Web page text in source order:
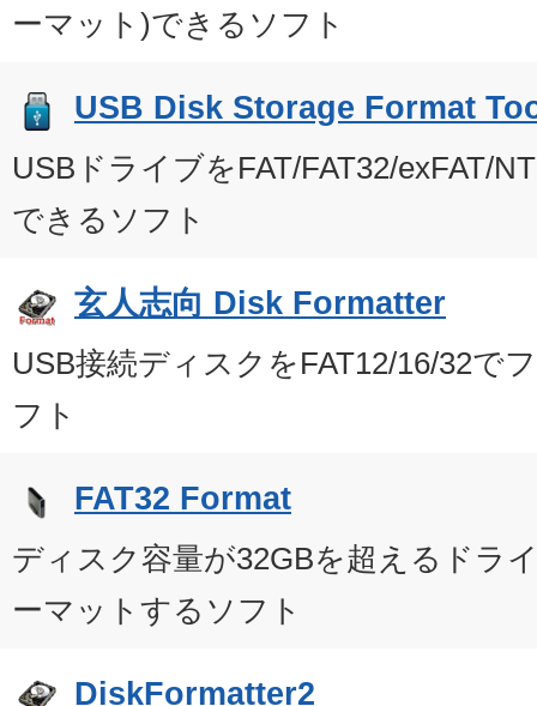
ーマット)できるソフト
USB Disk Storage Format
USBドライブをFAT/FAT32/exFAT/
できるソフト
玄人志向 Disk Formatter
USB接続ディスクをFAT12/16/32で
フト
FAT32 Format
ディスク容量が32GBを超えるドラ
ーマットするソフト
DiskFormatter2